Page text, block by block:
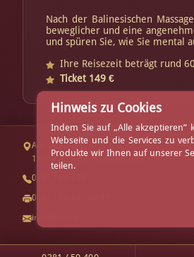
Nach der Balinesischen
beweglicher und eine
und spüren Sie, wie Sie mental
Ihre Reisezeit beträgt rund
Ticket 149 €
Am Yachthafen 1
18119 Rostock-Warnemünde
0381 / 50 400
0381 / 50 40 - 60 99
info@yhd.de
Hinweis zu Cookies
Indem Sie auf „Alle
Webseite und die Services zu
Produkte wir Ihnen auf unserer
teilen.